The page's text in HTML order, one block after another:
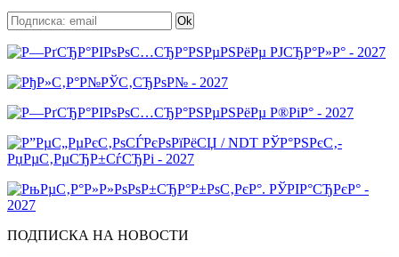
ПОДПИСКА НА НОВОСТИ